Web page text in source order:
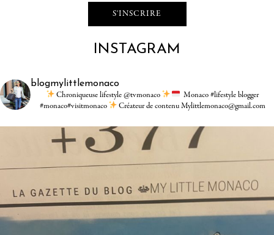
INSTAGRAM
blogmylittlemonaco
Chroniqueuse lifestyle @tvmonaco
Monaco #lifestyle blogger
#monaco#visitmonaco
Créateur de contenu Mylittlemonaco@gmail.com